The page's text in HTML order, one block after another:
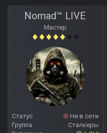
Nomad™ LIVE
Мастер
Статус
Не в сети
Группа
Сталкеры